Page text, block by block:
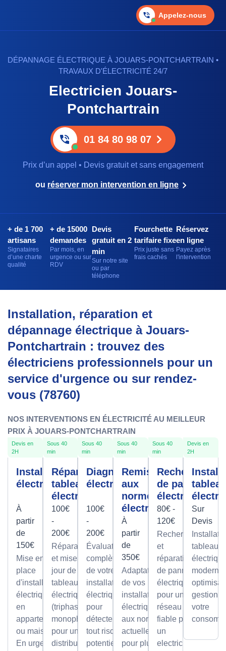
Appelez-nous
DÉPANNAGE ÉLECTRIQUE À JOUARS-PONTCHARTRAIN •
TRAVAUX D'ÉLECTRICITÉ 24/7
Electricien Jouars-
Pontchartrain
01 84 80 98 07
Prix d’un appel • Devis gratuit et sans engagement
ou réserver mon intervention en ligne
+ de 1 700
artisans
Signataires
d’une charte
qualité
+ de 15000
demandes
Par mois, en
urgence ou sur
RDV
Devis
gratuit en 2
min
Sur notre site
ou par
téléphone
Fourchette
tarifaire fixe
Prix juste sans
frais cachés
Réservez
en ligne
Payez après
l'intervention
Installation, réparation et
dépannage électrique à Jouars-
Pontchartrain : trouvez des
électriciens professionnels pour un
service d'urgence ou sur rendez-
vous (78760)
NOS INTERVENTIONS EN ÉLECTRICITÉ AU MEILLEUR
PRIX À JOUARS-PONTCHARTRAIN
Devis en
2H
Installation
électrique
À
partir
de
150€
Mise en
place
d'installations
électriques
en
appartement
ou maison.
En urgence
Sous 40
min
Réparation
tableau
électrique
100€
-
200€
Réparations
et mises à
jour de
tableaux
électriques
(triphasé ou
monophasé)
pour une
distribution
Sous 40
min
Diagnostic
électrique
100€
-
200€
Évaluation
complète
de votre
installation
électrique
pour
détecter
tout risque
potentiel.
Sous 40
min
Remise
aux
normes
électrique
À
partir
de
350€
Adaptation
de vos
installations
électriques
aux normes
actuelles
pour plus
Sous 40
min
Recherche
de panne
électrique
80€ -
120€
Recherche
et
réparation
de pannes
électriques
pour un
réseau
fiable par
un
electricien
Devis en
2H
Sur
Devis
tableaux
gestion
votre